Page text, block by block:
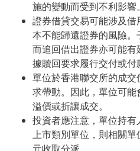
施的變動而受到不利影響。
證券借貸交易可能涉及
本不能歸還證券的風險。
而追回借出證券亦可能
據贖回要求履行交付或付
單位於香港聯交所的成
求帶動。因此，單位可
溢價或折讓成交。
投資者應注意，單位持
上市類別單位，則相關